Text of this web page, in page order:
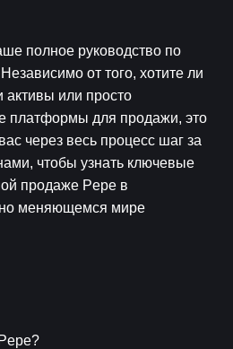
полное руководство по
от того, хотите ли
активы или просто
платформы для продажи, это
через весь процесс шаг за
чтобы узнать ключевые
продаже Pepe в
меняющемся мире